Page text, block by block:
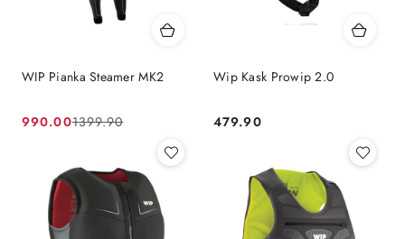
WIP Pianka Steamer MK2
Cena
990.00
Cena
promocją:
1399.90
Wip Kask Prowip 2.0
Cena:
479.90